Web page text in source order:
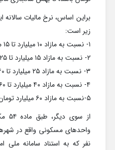
براین اساس، نرخ مالیات
زیر است:
۱- نسبت به مازاد ۱۰ میلیارد تا ۱۵ میلیارد تومان؛ یک در هزار
۲- نسبت به مازاد ۱۵ میلیارد تا ۲۵ میلیارد تومان؛ دو در هزار
۳- نسبت به مازاد ۲۵ میلیارد تا ۴۰ میلیارد تومان؛ سه در هزار
۴- نسبت به مازاد ۴۰ میلیارد تا ۶۰ میلیارد تومان؛ چهار در هزار
۵-نسبت به مازاد ۶۰ میلیارد تومان به بالا پنج در هزار
نفر که به استناد سامانه ملی